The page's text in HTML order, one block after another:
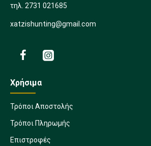
τηλ. 2731 021685
xatzishunting@gmail.com
Χρήσιμα
Τρόποι Αποστολής
Τρόποι Πληρωμής
Επιστροφές